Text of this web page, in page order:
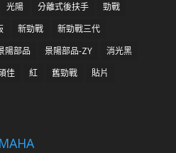
光陽 分離式後扶手
勁戰
新勁戰
新勁戰三代
陽部品 景陽部品-ZY
消光黑
佳 紅 舊勁戰
貼片